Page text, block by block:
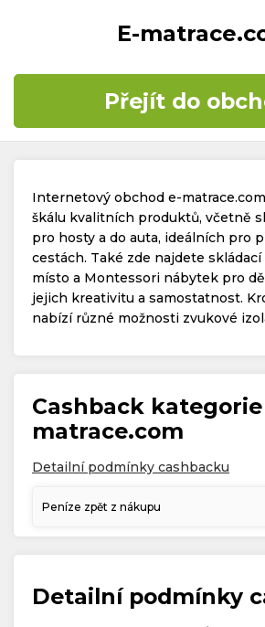
Časté dotazy
Kontakt
Copyright © 2019 - 2026.
E-
Přejít do
Internetový obchod e-
škálu kvalitních produktů, včetně
pro hosty a do auta, ideálních pro
cestách. Také zde najdete
místo a Montessori nábytek pro
jejich kreativitu a samostatnost.
nabízí různé možnosti zvukové
Cashback kategorie
matrace.com
Detailní podmínky cashbacku
Peníze zpět z nákupu
Detailní podmínky